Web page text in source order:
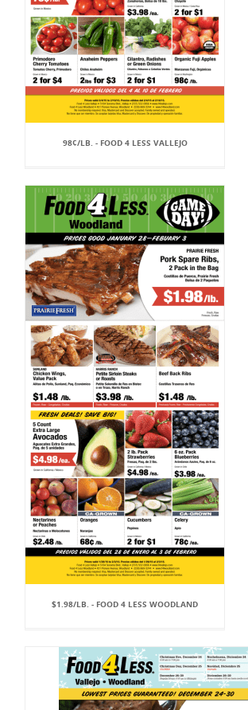
98¢/LB. - FOOD 4 LESS VALLEJO
$1.98/LB. - FOOD 4 LESS WOODLAND